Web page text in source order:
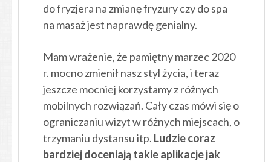
do fryzjera na zmianę fryzury czy do spa
na masaż jest naprawdę genialny.
Mam wrażenie, że pamiętny marzec 2020
r. mocno zmienił nasz styl życia, i teraz
jeszcze mocniej korzystamy z różnych
mobilnych rozwiązań. Cały czas mówi się o
ograniczaniu wizyt w różnych miejscach, o
trzymaniu dystansu itp. Ludzie coraz
bardziej doceniają takie aplikacje jak